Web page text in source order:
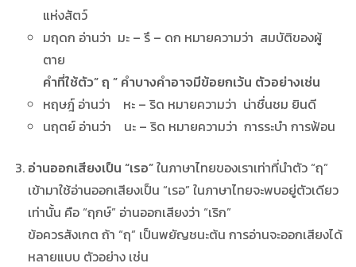
แห่งสัตว์
มฤดก อ่านว่า มะ – รึ – ดก หมายความว่า สมบัติของผู้
ตาย
คำที่ใช้ตัว” ฤ ” คำบางคำอาจมีข้อยกเว้น ตัวอย่างเช่น
หฤษฎ์ อ่านว่า หะ – ริด หมายความว่า น่าชื่นชม ยินดี
นฤตย์ อ่านว่า นะ – ริด หมายความว่า การระบำ การฟ้อน
อ่านออกเสียงเป็น “เรอ”ในภาษาไทยของเราเท่าที่นำตัว “ฤ”
เข้ามาใช้อ่านออกเสียงเป็น “เรอ” ในภาษาไทยจะพบอยู่ตัวเดียว
เท่านั้น คือ “ฤกษ์” อ่านออกเสียงว่า “เริก”
ข้อควรสังเกต ถ้า “ฤ” เป็นพยัญชนะต้น การอ่านจะออกเสียงได้
หลายแบบ ตัวอย่าง เช่น